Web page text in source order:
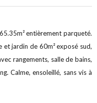
entièrement parqueté.
jardin de 60m² exposé sud,
rangements, salle de bains,
Calme, ensoleillé, sans vis à